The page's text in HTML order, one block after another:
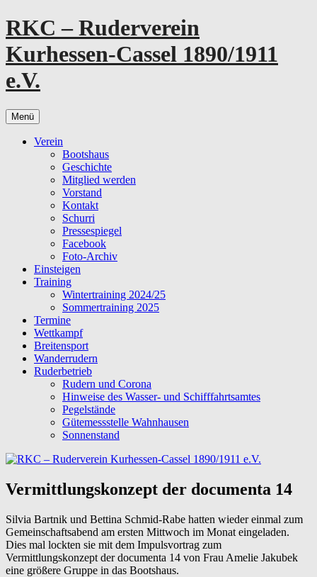
Zum
Inhalt
springen
RKC – Ruderverein
Kurhessen-Cassel 1890/1911
e.V.
Menü
Verein
Bootshaus
Geschichte
Mitglied werden
Vorstand
Kontakt
Schurri
Pressespiegel
Facebook
Foto-Archiv
Einsteigen
Training
Wintertraining 2024/25
Sommertraining 2025
Termine
Wettkampf
Breitensport
Wanderrudern
Ruderbetrieb
Rudern und Corona
Hinweise des Wasser- und Schifffahrtsamtes
Pegelstände
Gütemessstelle Wahnhausen
Sonnenstand
Vermittlungskonzept der documenta 14
Silvia Bartnik und Bettina Schmid-Rabe hatten wieder einmal zum
Gemeinschaftsabend am ersten Mittwoch im Monat eingeladen.
Dies mal lockten sie mit dem Impulsvortrag zum
Vermittlungskonzept der documenta 14 von Frau Amelie Jakubek
eine größere Gruppe in das Bootshaus.